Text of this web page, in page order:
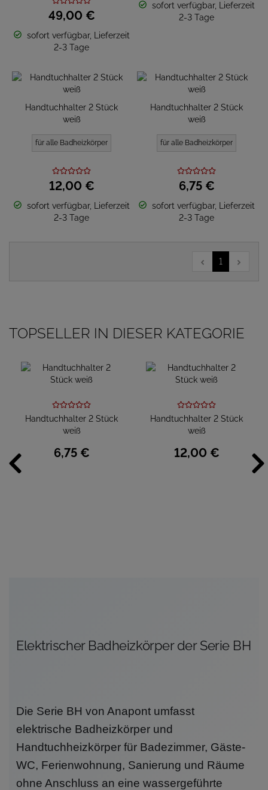
49,00 €
sofort verfügbar, Lieferzeit
2-3 Tage
sofort verfügbar, Lieferzeit
2-3 Tage
Handtuchhalter 2 Stück
weiß
für alle Badheizkörper
12,00 €
sofort verfügbar, Lieferzeit
2-3 Tage
Handtuchhalter 2 Stück
weiß
für alle Badheizkörper
6,75 €
sofort verfügbar, Lieferzeit
2-3 Tage
1
TOPSELLER IN DIESER KATEGORIE
Handtuchhalter 2 Stück
weiß
6,75 €
Handtuchhalter 2 Stück
weiß
12,00 €
Elektrischer Badheizkörper der Serie BH
Die Serie BH von Anapont umfasst
elektrische Badheizkörper und
Handtuchheizkörper für Badezimmer, Gäste-
WC, Ferienwohnung, Sanierung und Räume
ohne Anschluss an eine wassergeführte